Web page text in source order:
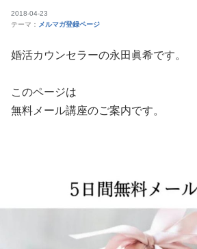
2018-04-23
テーマ： メルマガ登録ページ
婚活カウンセラーの永田眞希です。
このページは
無料メール講座のご案内です。